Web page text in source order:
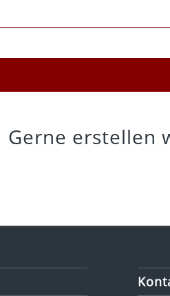
Gerne erstellen